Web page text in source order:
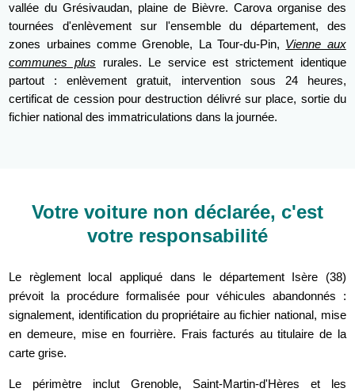
vallée du Grésivaudan, plaine de Bièvre. Carova organise des
tournées d'enlèvement sur l'ensemble du département, des
zones urbaines comme Grenoble, La Tour-du-Pin, Vienne aux
communes plus rurales. Le service est strictement identique
partout : enlèvement gratuit, intervention sous 24 heures,
certificat de cession pour destruction délivré sur place, sortie du
fichier national des immatriculations dans la journée.
Votre voiture non déclarée, c'est
votre responsabilité
Le règlement local appliqué dans le département Isère (38)
prévoit la procédure formalisée pour véhicules abandonnés :
signalement, identification du propriétaire au fichier national, mise
en demeure, mise en fourrière. Frais facturés au titulaire de la
carte grise.
Le périmètre inclut Grenoble, Saint-Martin-d'Hères et les